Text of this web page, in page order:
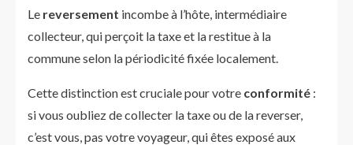
Le reversement incombe à l’hôte, intermédiaire
collecteur, qui perçoit la taxe et la restitue à la
commune selon la périodicité fixée localement.
Cette distinction est cruciale pour votre conformité :
si vous oubliez de collecter la taxe ou de la reverser,
c’est vous, pas votre voyageur, qui êtes exposé aux